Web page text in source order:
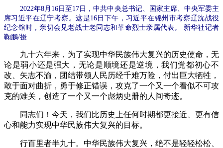
2022年8月16日至17日，中共中央总书记、国家主席、中央军委主
席习近平在辽宁考察。这是16日下午，习近平在锦州市考察辽沈战役
纪念馆时，亲切会见老战士老同志和革命烈士亲属代表。 新华社记者
鞠鹏/摄
九十六年来，为了实现中华民族伟大复兴的历史使命，无
论是弱小还是强大，无论是顺境还是逆境，我们党都初心不
改、矢志不渝，团结带领人民历经千难万险，付出巨大牺牲，
敢于面对曲折，勇于修正错误，攻克了一个又一个看似不可攻
克的难关，创造了一个又一个彪炳史册的人间奇迹。
同志们！今天，我们比历史上任何时期都更接近、更有信
心和能力实现中华民族伟大复兴的目标。
行百里者半九十。中华民族伟大复兴，绝不是轻轻松松、